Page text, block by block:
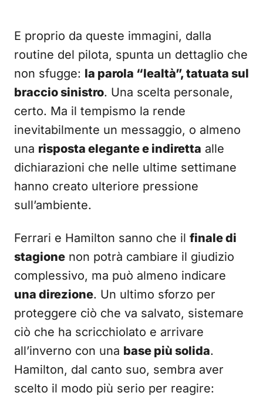
E proprio da queste immagini, dalla
routine del pilota, spunta un dettaglio che
non sfugge: la parola “lealtà”, tatuata sul
braccio sinistro. Una scelta personale,
certo. Ma il tempismo la rende
inevitabilmente un messaggio, o almeno
una risposta elegante e indiretta alle
dichiarazioni che nelle ultime settimane
hanno creato ulteriore pressione
sull’ambiente.
Ferrari e Hamilton sanno che il finale di
stagione non potrà cambiare il giudizio
complessivo, ma può almeno indicare
una direzione. Un ultimo sforzo per
proteggere ciò che va salvato, sistemare
ciò che ha scricchiolato e arrivare
all’inverno con una base più solida.
Hamilton, dal canto suo, sembra aver
scelto il modo più serio per reagire: